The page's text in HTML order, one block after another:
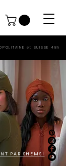
et SUISSE 48h
PAR SHEMSI